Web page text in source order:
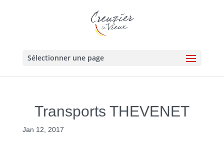
Sélectionner une page
Transports THEVENET
Jan 12, 2017